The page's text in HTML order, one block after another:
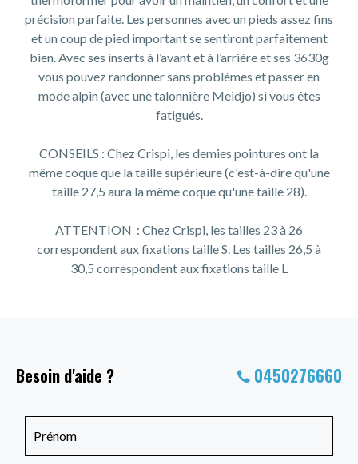
précision parfaite. Les personnes avec un pieds assez fins
et un coup de pied important se sentiront parfaitement
bien. Avec ses inserts à l’avant et à l’arrière et ses 3630g
vous pouvez randonner sans problèmes et passer en
mode alpin (avec une talonnière Meidjo) si vous êtes
fatigués.
CONSEILS : Chez Crispi, les demies pointures ont la
même coque que la taille supérieure (c'est-à-dire qu'une
taille 27,5 aura la même coque qu'une taille 28).
ATTENTION : Chez Crispi, les tailles 23 à 26
correspondent aux fixations taille S. Les tailles 26,5 à
30,5 correspondent aux fixations taille L
Besoin d'aide ? 0450276660